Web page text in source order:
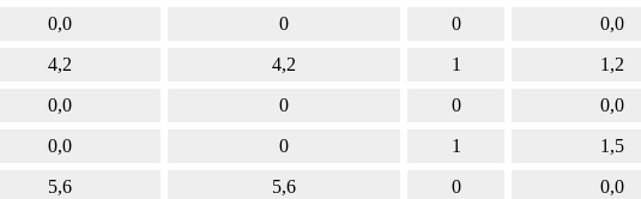
0,0 0 0 0,0
4,2 4,2 1 1,2
0,0 0 0 0,0
0,0 0 1 1,5
5,6 5,6 0 0,0